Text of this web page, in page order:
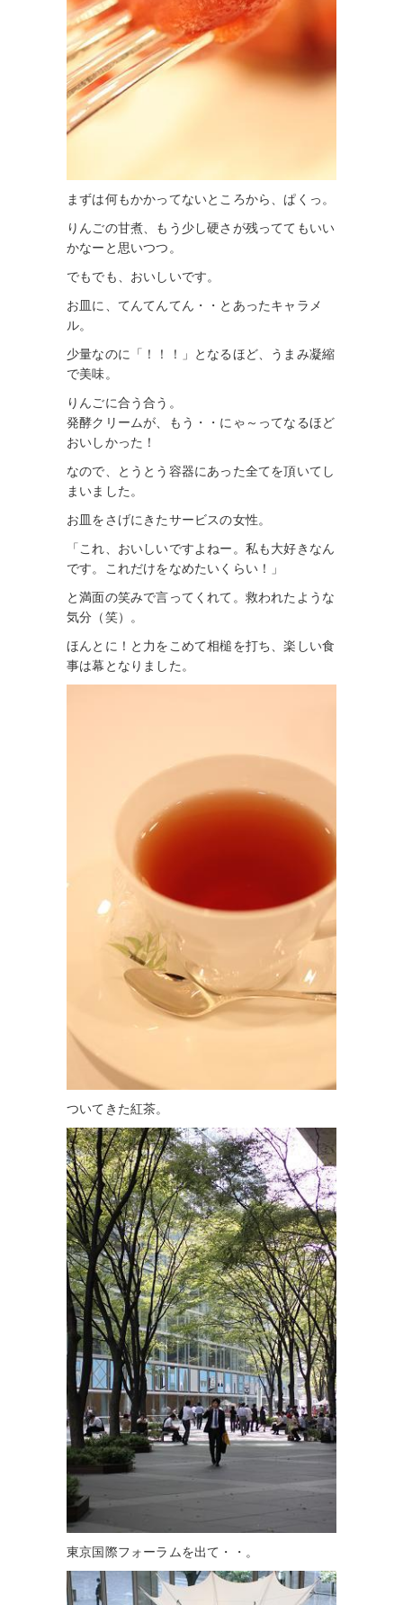
まずは何もかかってないところから、ぱくっ。
りんごの甘煮、もう少し硬さが残っててもいい
かなーと思いつつ。
でもでも、おいしいです。
お皿に、てんてんてん・・とあったキャラメ
ル。
少量なのに「！！！」となるほど、うまみ凝縮
で美味。
りんごに合う合う。
発酵クリームが、もう・・にゃ～ってなるほど
おいしかった！
なので、とうとう容器にあった全てを頂いてし
まいました。
お皿をさげにきたサービスの女性。
「これ、おいしいですよねー。私も大好きなん
です。これだけをなめたいくらい！」
と満面の笑みで言ってくれて。救われたような
気分（笑）。
ほんとに！と力をこめて相槌を打ち、楽しい食
事は幕となりました。
ついてきた紅茶。
東京国際フォーラムを出て・・。